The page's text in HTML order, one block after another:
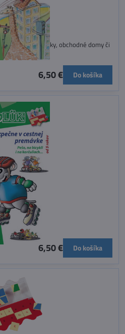
prostriedky, obchodné domy či
6,50 € Do košíka
miniLÜK
6,50 € Do košíka